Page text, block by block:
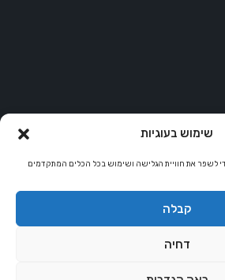
שימוש בעוגיות
לשפר את חוויית הגלישה ושימוש בכל הכלים המתקדמים
קבלה
דחיה